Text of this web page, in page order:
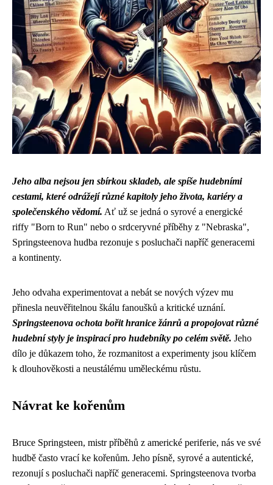
Jeho alba nejsou jen sbírkou skladeb, ale spíše hudebními
cestami, které odrážejí různé kapitoly jeho života, kariéry a
společenského vědomí. Ať už se jedná o syrové a energické
riffy "Born to Run" nebo o srdceryvné příběhy z "Nebraska",
Springsteenova hudba rezonuje s posluchači napříč generacemi
a kontinenty.
Jeho odvaha experimentovat a nebát se nových výzev mu
přinesla neuvěřitelnou škálu fanoušků a kritické uznání.
Springsteenova ochota bořit hranice žánrů a propojovat různé
hudební styly je inspirací pro hudebníky po celém světě. Jeho
dílo je důkazem toho, že rozmanitost a experimenty jsou klíčem
k dlouhověkosti a neustálému uměleckému růstu.
Návrat ke kořenům
Bruce Springsteen, mistr příběhů z americké periferie, nás ve své
hudbě často vrací ke kořenům. Jeho písně, syrové a autentické,
rezonují s posluchači napříč generacemi. Springsteenova tvorba